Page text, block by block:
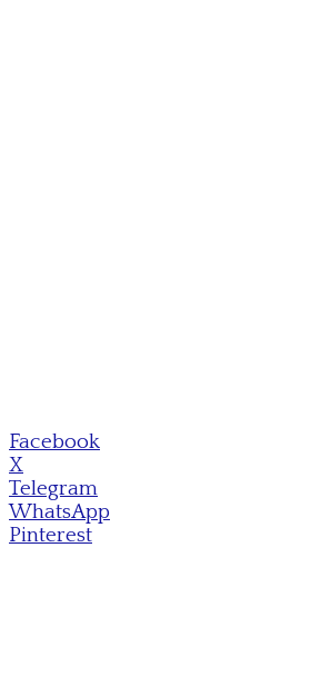
Facebook
X
Telegram
WhatsApp
Pinterest